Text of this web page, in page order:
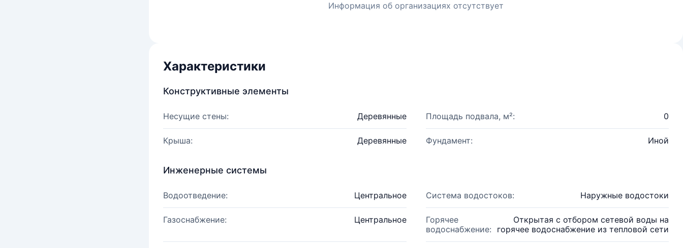
Информация об организациях отсутствует
Характеристики
Конструктивные элементы
Несущие стены: Деревянные Площадь подвала, м²: 0
Крыша: Деревянные Фундамент: Иной
Инженерные системы
Водоотведение: Центральное Система водостоков: Наружные водостоки
Газоснабжение: Центральное
Горячее
водоснабжение:
Открытая с отбором сетевой воды на
горячее водоснабжение из тепловой сети